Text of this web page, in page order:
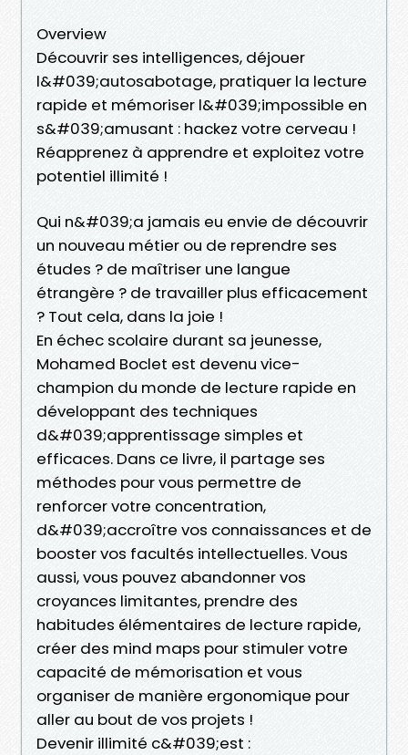
Overview
Découvrir ses intelligences, déjouer
l&#039;autosabotage, pratiquer la lecture
rapide et mémoriser l&#039;impossible en
s&#039;amusant : hackez votre cerveau !
Réapprenez à apprendre et exploitez votre
potentiel illimité !
Qui n&#039;a jamais eu envie de découvrir
un nouveau métier ou de reprendre ses
études ? de maîtriser une langue
étrangère ? de travailler plus efficacement
? Tout cela, dans la joie !
En échec scolaire durant sa jeunesse,
Mohamed Boclet est devenu vice-
champion du monde de lecture rapide en
développant des techniques
d&#039;apprentissage simples et
efficaces. Dans ce livre, il partage ses
méthodes pour vous permettre de
renforcer votre concentration,
d&#039;accroître vos connaissances et de
booster vos facultés intellectuelles. Vous
aussi, vous pouvez abandonner vos
croyances limitantes, prendre des
habitudes élémentaires de lecture rapide,
créer des mind maps pour stimuler votre
capacité de mémorisation et vous
organiser de manière ergonomique pour
aller au bout de vos projets !
Devenir illimité c&#039;est :